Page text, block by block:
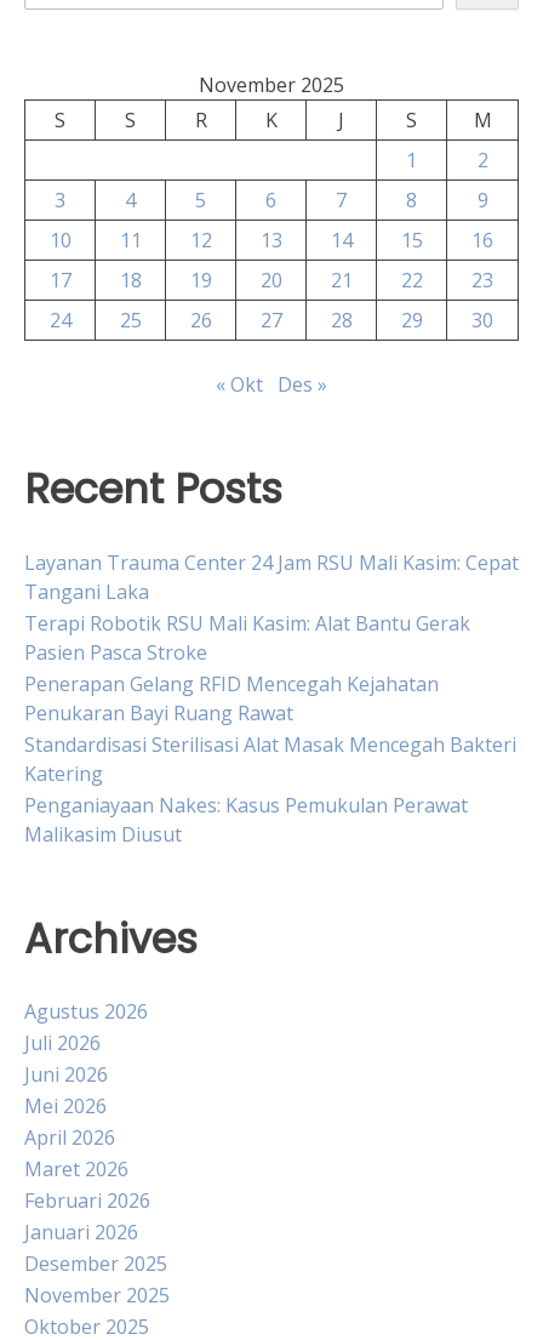
November 2025
S
S R K J S
M
1
2
3
4 5 6 7 8
9
10
11 12 13 14 15
16
17
18 19 20 21 22
23
24
25 26 27 28 29 30
« Okt Des »
Recent Posts
Layanan Trauma Center 24 Jam RSU Mali Kasim: Cepat
Tangani Laka
Terapi Robotik RSU Mali Kasim: Alat Bantu Gerak
Pasien Pasca Stroke
Penerapan Gelang RFID Mencegah Kejahatan
Penukaran Bayi Ruang Rawat
Standardisasi Sterilisasi Alat Masak Mencegah Bakteri
Katering
Penganiayaan Nakes: Kasus Pemukulan Perawat
Malikasim Diusut
Archives
Agustus 2026
Juli 2026
Juni 2026
Mei 2026
April 2026
Maret 2026
Februari 2026
Januari 2026
Desember 2025
November 2025
Oktober 2025